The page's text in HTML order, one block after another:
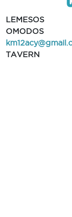
LEMESOS
OMODOS
TAVERN